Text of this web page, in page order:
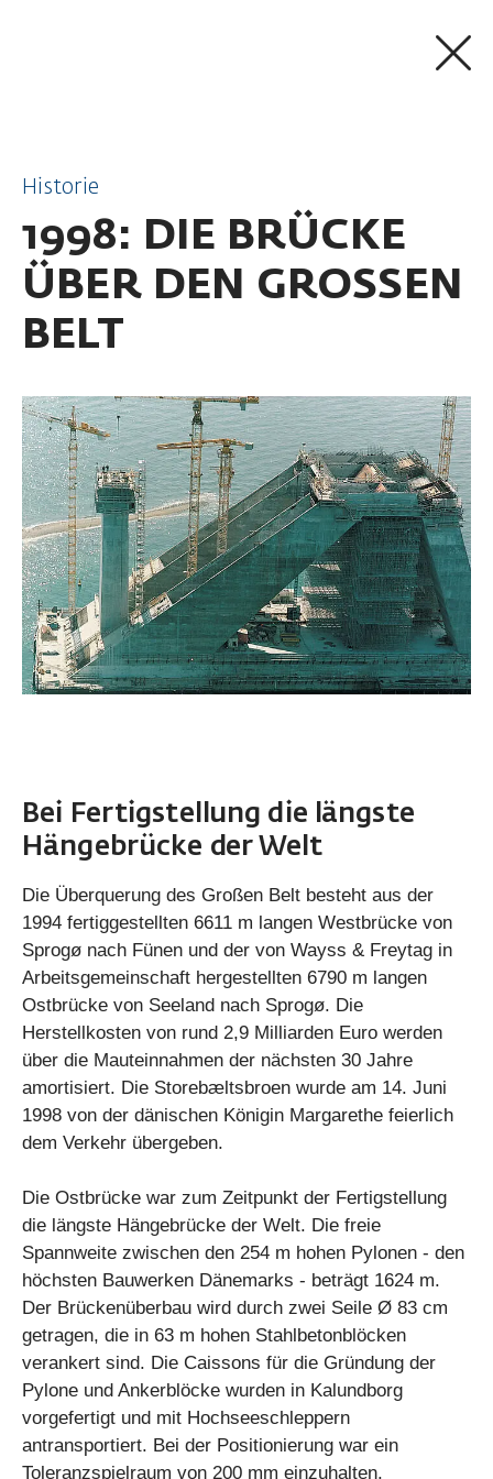
Historie
1998: DIE BRÜCKE
ÜBER DEN GROSSEN B
ELT
Bei Fertigstellung die längste
Hängebrücke der Welt
Die Überquerung des Großen Belt besteht aus der
1994 fertiggestellten 6611 m langen Westbrücke von
Sprogø nach Fünen und der von Wayss & Freytag in
Arbeitsgemeinschaft hergestellten 6790 m langen
Ostbrücke von Seeland nach Sprogø. Die
Herstellkosten von rund 2,9 Milliarden Euro werden
über die Mauteinnahmen der nächsten 30 Jahre
amortisiert. Die Storebæltsbroen wurde am 14. Juni
1998 von der dänischen Königin Margarethe feierlich
dem Verkehr übergeben.
Die Ostbrücke war zum Zeitpunkt der Fertigstellung
die längste Hängebrücke der Welt. Die freie
Spannweite zwischen den 254 m hohen Pylonen - den
höchsten Bauwerken Dänemarks - beträgt 1624 m.
Der Brückenüberbau wird durch zwei Seile Ø 83 cm
getragen, die in 63 m hohen Stahlbetonblöcken
verankert sind. Die Caissons für die Gründung der
Pylone und Ankerblöcke wurden in Kalundborg
vorgefertigt und mit Hochseeschleppern
antransportiert. Bei der Positionierung war ein
Toleranzspielraum von 200 mm einzuhalten.